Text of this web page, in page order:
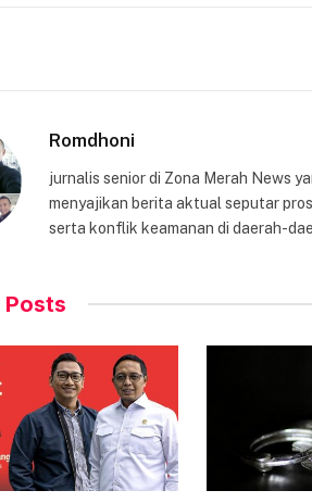
Romdhoni
jurnalis senior di Zona Merah News
menyajikan berita aktual seputar
serta konflik keamanan di daerah-
Posts